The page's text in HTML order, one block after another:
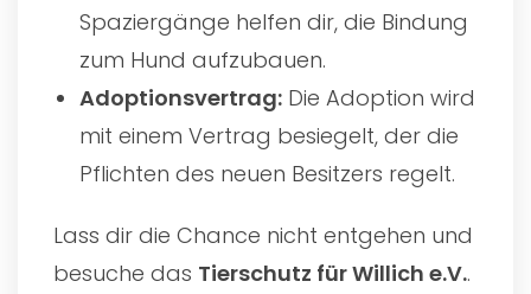
Spaziergänge helfen dir, die Bindung
zum Hund aufzubauen.
Adoptionsvertrag: Die Adoption wird
mit einem Vertrag besiegelt, der die
Pflichten des neuen Besitzers regelt.
Lass dir die Chance nicht entgehen und
besuche das Tierschutz für Willich e.V..